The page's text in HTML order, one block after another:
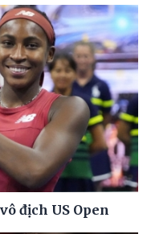
địch US Open